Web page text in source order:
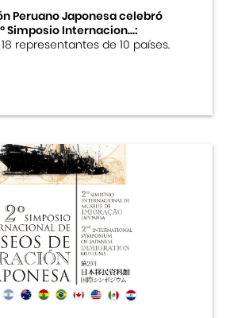
Peruano Japonesa celebró
Simposio Internacion...:
representantes de 10 países.